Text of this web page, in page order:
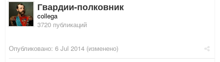
Гвардии-полковник
collega
3720 публикаций
Опубликовано: 6 Jul 2014 (изменено)